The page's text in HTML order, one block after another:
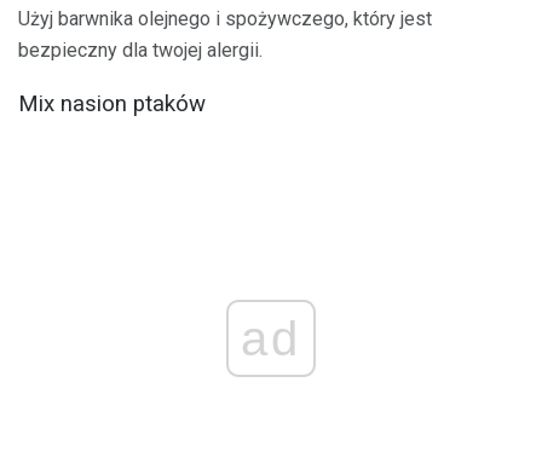
Użyj barwnika olejnego i spożywczego, który jest
bezpieczny dla twojej alergii.
Mix nasion ptaków
ad